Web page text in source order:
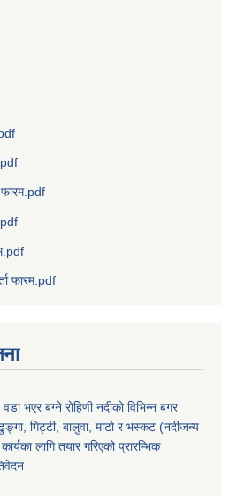
फारम.pdf
फारम.pdf
भएर बग्ने रोहिणी नदीको विभिन्न बगर
गिट्टी, बालुवा, माटो र भस्कट (नदीजन्य
लागि तयार गरिएको प्रारम्भिक